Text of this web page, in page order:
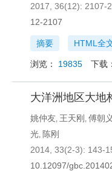
2017, 36(12): 2107-
12-2107
摘要 HTML全
浏览： 19835 下载：
大洋洲地区大地
姚仲友, 王天刚 , 傅朝义
光, 陈刚
2014, 33(2-3): 143-
10.12097/